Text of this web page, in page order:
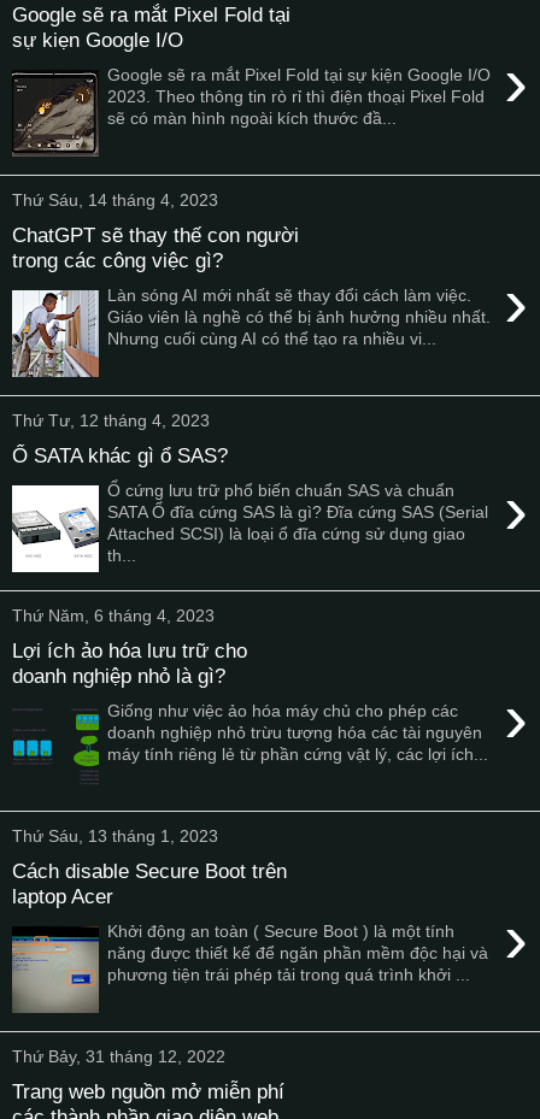
Google sẽ ra mắt Pixel Fold tại
sự kiẹn Google I/O
›
Google sẽ ra mắt Pixel Fold tại sự kiện Google I/O
2023. Theo thông tin rò rỉ thì điện thoại Pixel Fold
sẽ có màn hình ngoài kích thước đầ...
Thứ Sáu, 14 tháng 4, 2023
ChatGPT sẽ thay thế con người
trong các công việc gì?
›
Làn sóng AI mới nhất sẽ thay đổi cách làm việc.
Giáo viên là nghề có thể bị ảnh hưởng nhiều nhất.
Nhưng cuối cùng AI có thể tạo ra nhiều vi...
Thứ Tư, 12 tháng 4, 2023
Ổ SATA khác gì ổ SAS?
›
Ổ cứng lưu trữ phổ biến chuẩn SAS và chuẩn
SATA Ổ đĩa cứng SAS là gì? Đĩa cứng SAS (Serial
Attached SCSI) là loại ổ đĩa cứng sử dụng giao
th...
Thứ Năm, 6 tháng 4, 2023
Lợi ích ảo hóa lưu trữ cho
doanh nghiệp nhỏ là gì?
›
Giống như việc ảo hóa máy chủ cho phép các
doanh nghiệp nhỏ trừu tượng hóa các tài nguyên
máy tính riêng lẻ từ phần cứng vật lý, các lợi ích...
Thứ Sáu, 13 tháng 1, 2023
Cách disable Secure Boot trên
laptop Acer
›
Khởi động an toàn ( Secure Boot ) là một tính
năng được thiết kế để ngăn phần mềm độc hại và
phương tiện trái phép tải trong quá trình khởi ...
Thứ Bảy, 31 tháng 12, 2022
Trang web nguồn mở miễn phí